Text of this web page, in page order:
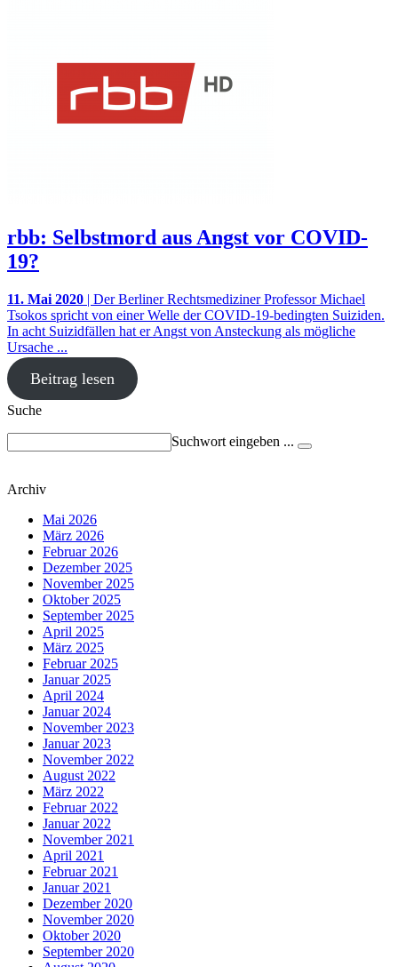
rbb: Selbstmord aus Angst vor COVID-
19?
11. Mai 2020 | Der Berliner Rechtsmediziner Professor Michael
Tsokos spricht von einer Welle der COVID-19-bedingten Suiziden.
In acht Suizidfällen hat er Angst von Ansteckung als mögliche
Ursache ...
Beitrag lesen
Suche
Suchwort eingeben ...
Archiv
Mai 2026
März 2026
Februar 2026
Dezember 2025
November 2025
Oktober 2025
September 2025
April 2025
März 2025
Februar 2025
Januar 2025
April 2024
Januar 2024
November 2023
Januar 2023
November 2022
August 2022
März 2022
Februar 2022
Januar 2022
November 2021
April 2021
Februar 2021
Januar 2021
Dezember 2020
November 2020
Oktober 2020
September 2020